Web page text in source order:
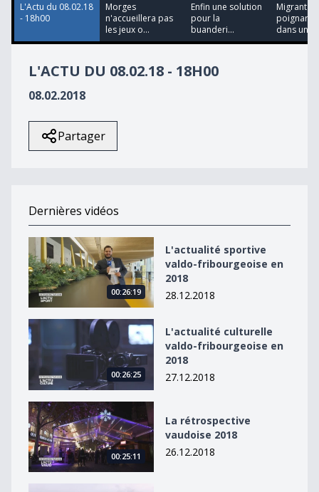
L'Actu du 08.02.18
- 18h00
Morges
n'accueillera pas
les jeux o...
Enfin une solution
pour la
buanderi...
Migrant
dans un
L'ACTU DU 08.02.18 - 18H00
08.02.2018
Partager
Dernières vidéos
L&#039;actualité sportive valdo-fribourgeoise en 2018
00:26:19
L'actualité sportive
valdo-fribourgeoise en
2018
28.12.2018
L&#039;actualité culturelle valdo-fribourgeoise en
00:26:25
L'actualité culturelle
valdo-fribourgeoise en
2018
27.12.2018
La rétrospective vaudoise 2018
00:25:11
La rétrospective
vaudoise 2018
26.12.2018